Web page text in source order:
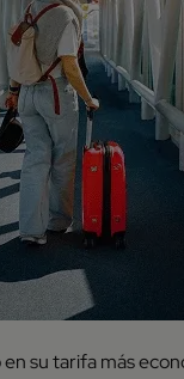
su tarifa más